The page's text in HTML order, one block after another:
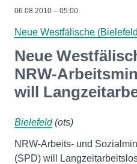
06.08.2010 – 05:00
Neue Westfälische
Neue
NRW-
will
Bielefeld(ots)
NRW-Arbeits- und
(SPD) will